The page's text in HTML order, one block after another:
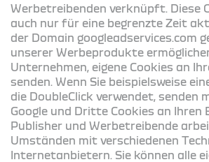
Werbetreibenden verknüpft. Diese
auch nur für eine begrenzte Zeit
der Domain googleadservices.com
unserer Werbeprodukte
Unternehmen, eigene Cookies an
senden. Wenn Sie beispielsweise
die DoubleClick verwendet, senden
Google und Dritte Cookies an Ihren
Publisher und Werbetreibende
Umständen mit verschiedenen
Internetanbietern. Sie können alle